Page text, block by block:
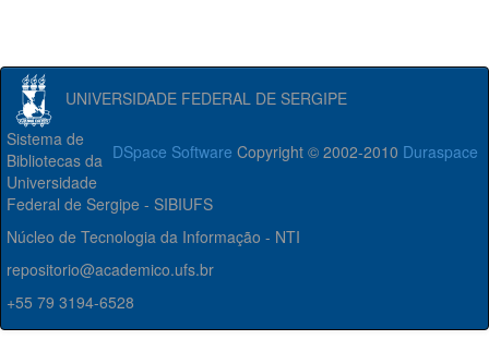
UNIVERSIDADE FEDERAL DE SERGIPE
DSpace Software Copyright © 2002-2010 Duraspace
Sistema de
Bibliotecas da
Universidade
Federal de Sergipe - SIBIUFS
Núcleo de Tecnologia da Informação - NTI
repositorio@academico.ufs.br
+55 79 3194-6528